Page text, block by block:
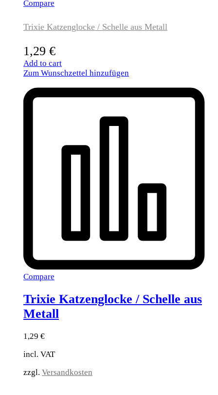
Compare
Trixie Katzenglocke / Schelle aus Metall
1,29 €
Add to cart
Zum Wunschzettel hinzufügen
Compare
Trixie Katzenglocke / Schelle aus
Metall
1,29 €
incl. VAT
zzgl. Versandkosten